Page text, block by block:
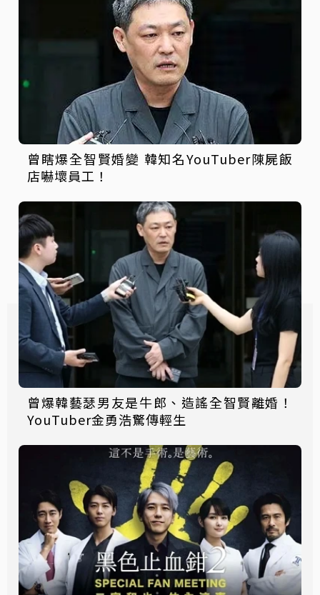
曾瞎爆全智賢婚變 韓知名YouTuber陳屍飯
店嚇壞員工！
曾爆韓藝瑟男友是牛郎、造謠全智賢離婚！
YouTuber金勇浩驚傳輕生